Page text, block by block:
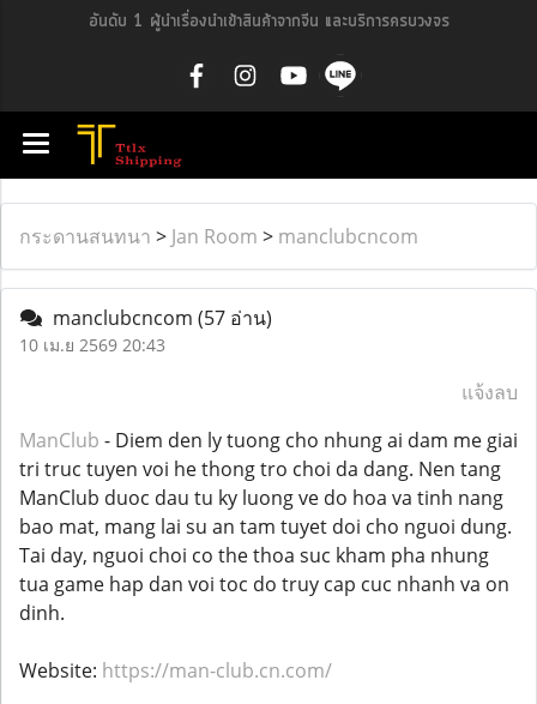
อันดับ 1 ผู้นำเรื่องนำเข้าสินค้าจากจีน และบริการครบวงจร
กระดานสนทนา > Jan Room > manclubcncom
manclubcncom (57 อ่าน)
10 เม.ย 2569 20:43
แจ้งลบ
ManClub - Diem den ly tuong cho nhung ai dam me giai
tri truc tuyen voi he thong tro choi da dang. Nen tang
ManClub duoc dau tu ky luong ve do hoa va tinh nang
bao mat, mang lai su an tam tuyet doi cho nguoi dung.
Tai day, nguoi choi co the thoa suc kham pha nhung
tua game hap dan voi toc do truy cap cuc nhanh va on
dinh.
Website: https://man-club.cn.com/